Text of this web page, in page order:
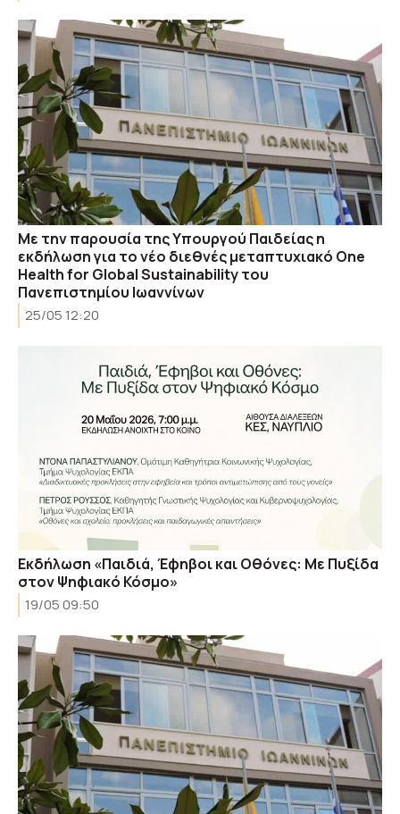
Με την παρουσία της Υπουργού Παιδείας η
εκδήλωση για το νέο διεθνές μεταπτυχιακό One
Health for Global Sustainability του
Πανεπιστημίου Ιωαννίνων
25/05 12:20
Εκδήλωση «Παιδιά, Έφηβοι και Οθόνες: Με Πυξίδα
στον Ψηφιακό Κόσμο»
19/05 09:50